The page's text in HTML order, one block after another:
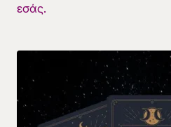
εσάς.